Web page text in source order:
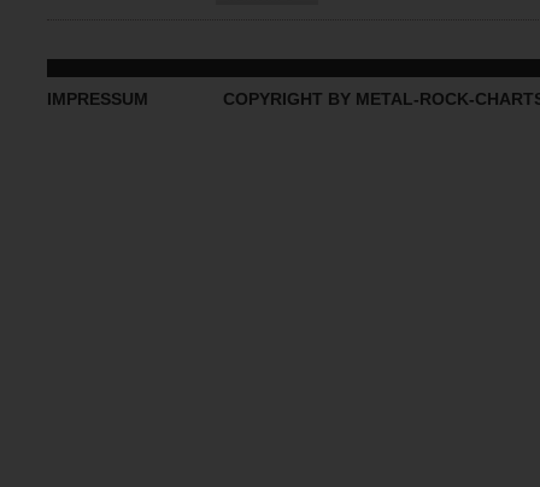
IMPRESSUM COPYRIGHT BY METAL-ROCK-